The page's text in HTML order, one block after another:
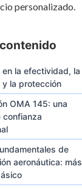
personalizado.
en la efectividad, la
y la protección
OMA 145: una
confianza
de
aeronáutica: más